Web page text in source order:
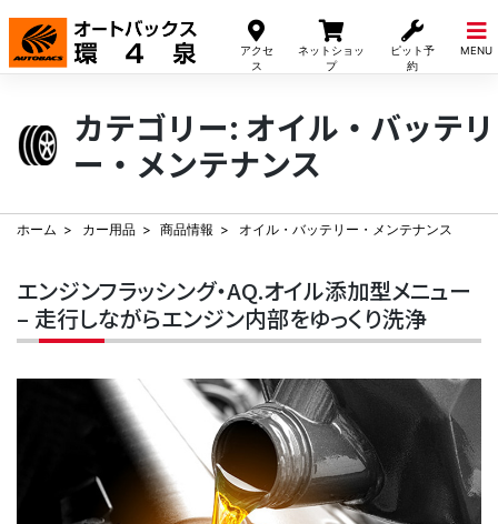
アクセ
ス
ネットショッ
プ
ピット予
約
MENU
Skip
content
カテゴリー: オイル・バッテリ
ー・メンテナンス
ホーム カー用品 商品情報 オイル・バッテリー・メンテナンス
エンジンフラッシング・AQ.オイル添加型メニュー
– 走行しながらエンジン内部をゆっくり洗浄